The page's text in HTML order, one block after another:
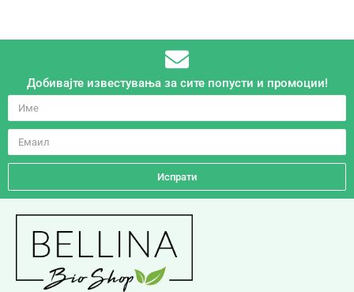
Добивајте известувања за сите попусти и промоции!
Испрати